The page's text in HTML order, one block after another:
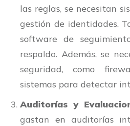
las reglas, se necesitan
gestión de identidades.
software de
respaldo. Además, se
seguridad, como
sistemas para detectar
Auditorías y
gastan en auditorías